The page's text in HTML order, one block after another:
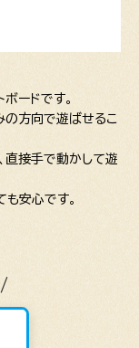
ードです。
の方向で遊ばせるこ
直接手で動かして遊
安心です。